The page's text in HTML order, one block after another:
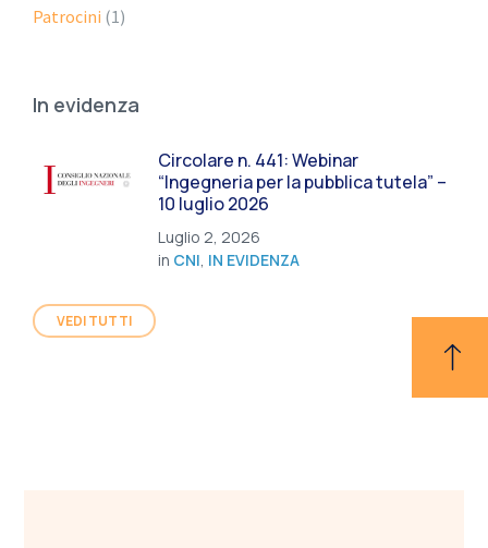
Patrocini (1)
In evidenza
Circolare n. 441: Webinar
“Ingegneria per la pubblica tutela” –
10 luglio 2026
Luglio 2, 2026
in CNI, IN EVIDENZA
VEDI TUTTI